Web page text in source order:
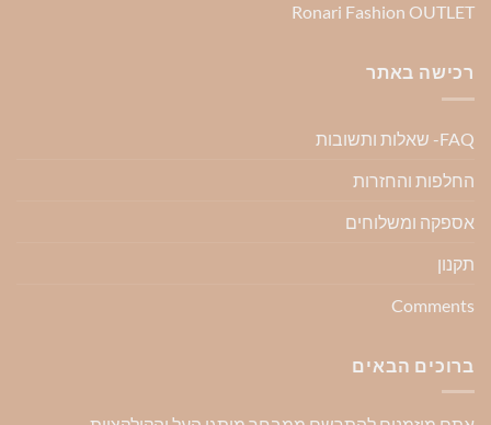
Ronari Fashion OUTLET
רכישה באתר
FAQ- שאלות ותשובות
החלפות והחזרות
אספקה ומשלוחים
תקנון
Comments
ברוכים הבאים